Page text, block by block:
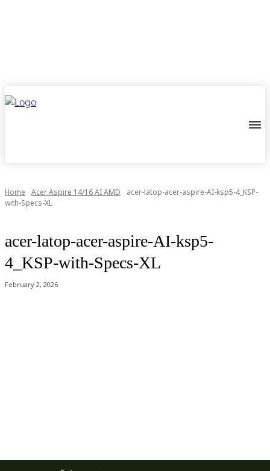
Home Acer Aspire 14/16 AI AMD
acer-latop-acer-aspire-AI-ksp5-4_KSP-
with-Specs-XL
acer-latop-acer-aspire-AI-ksp5-
4_KSP-with-Specs-XL
February 2, 2026